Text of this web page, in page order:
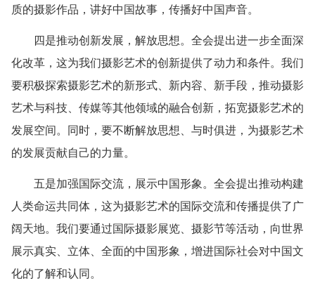
质的摄影作品，讲好中国故事，传播好中国声音。
四是推动创新发展，解放思想。全会提出进一步全面深
化改革，这为我们摄影艺术的创新提供了动力和条件。我们
要积极探索摄影艺术的新形式、新内容、新手段，推动摄影
艺术与科技、传媒等其他领域的融合创新，拓宽摄影艺术的
发展空间。同时，要不断解放思想、与时俱进，为摄影艺术
的发展贡献自己的力量。
五是加强国际交流，展示中国形象。全会提出推动构建
人类命运共同体，这为摄影艺术的国际交流和传播提供了广
阔天地。我们要通过国际摄影展览、摄影节等活动，向世界
展示真实、立体、全面的中国形象，增进国际社会对中国文
化的了解和认同。